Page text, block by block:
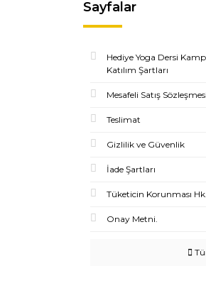
Sayfalar
Hediye Yoga Dersi
Katılım Şartları
Mesafeli Satış Sözleşmesi
Teslimat
Gizlilik ve Güvenlik
İade Şartları
Tüketicin Korunması
Onay Metni.